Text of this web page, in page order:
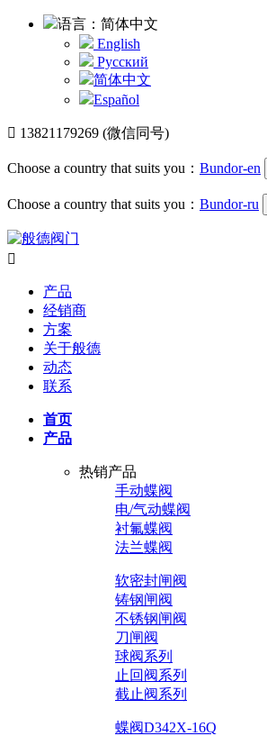
语言：简体中文
English
Русский
简体中文
Español
 13821179269 (微信同号)
Choose a country that suits you： Bundor-en
Choose a country that suits you： Bundor-ru

产品
经销商
方案
关于般德
动态
联系
首页
产品
热销产品
手动蝶阀
电/气动蝶阀
衬氟蝶阀
法兰蝶阀
软密封闸阀
铸钢闸阀
不锈钢闸阀
刀闸阀
球阀系列
止回阀系列
截止阀系列
蝶阀D342X-16Q